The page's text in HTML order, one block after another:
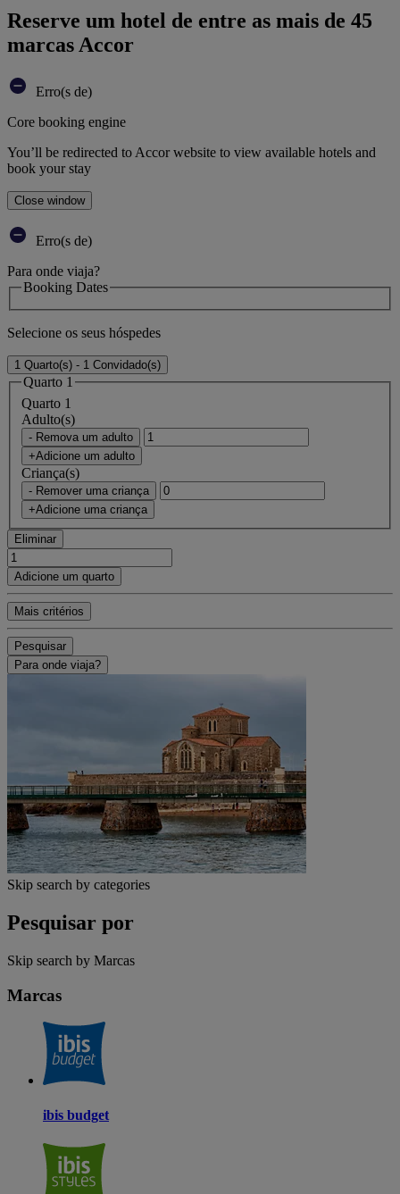
Reserve um hotel de entre as mais de 45
marcas Accor
Erro(s de)
Core booking engine
You’ll be redirected to Accor website to view available hotels and
book your stay
Close window
Erro(s de)
Para onde viaja?
Booking Dates
Selecione os seus hóspedes
1 Quarto(s) - 1 Convidado(s)
Quarto 1
Quarto 1
Adulto(s)
- Remova um adulto
+Adicione um adulto
Criança(s)
- Remover uma criança
+Adicione uma criança
Eliminar
Adicione um quarto
Mais critérios
Pesquisar
Para onde viaja?
Skip search by categories
Pesquisar por
Skip search by Marcas
Marcas
ibis budget